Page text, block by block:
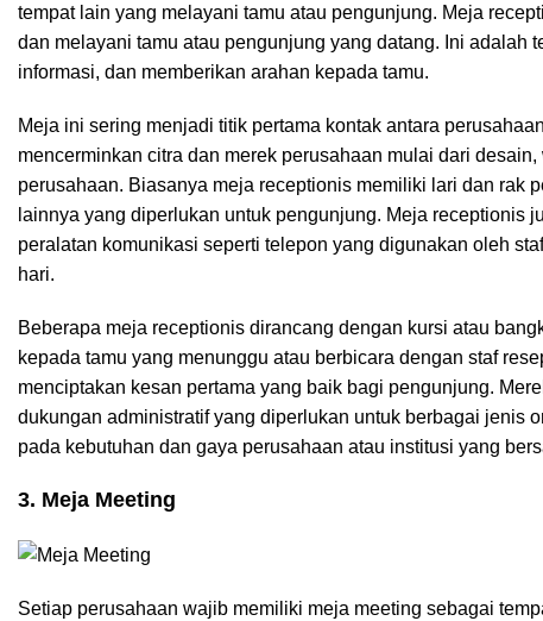
tempat lain yang melayani tamu atau pengunjung. Meja
dan melayani tamu atau pengunjung yang datang. Ini adalah
informasi, dan memberikan arahan kepada tamu.
Meja ini sering menjadi titik pertama kontak antara
mencerminkan citra dan merek perusahaan mulai dari
perusahaan. Biasanya meja receptionis memiliki lari dan rak
lainnya yang diperlukan untuk pengunjung. Meja receptionis
peralatan komunikasi seperti telepon yang digunakan oleh
hari.
Beberapa meja receptionis dirancang dengan kursi atau
kepada tamu yang menunggu atau berbicara dengan staf
menciptakan kesan pertama yang baik bagi pengunjung.
dukungan administratif yang diperlukan untuk berbagai jenis
pada kebutuhan dan gaya perusahaan atau institusi yang
3. Meja Meeting
Setiap perusahaan wajib memiliki meja meeting sebagai